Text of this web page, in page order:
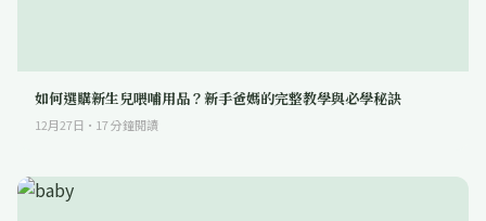
如何選購新生兒喂哺用品？新手爸媽的完整教學與必學秘訣
12月27日 · 17分鐘閱讀